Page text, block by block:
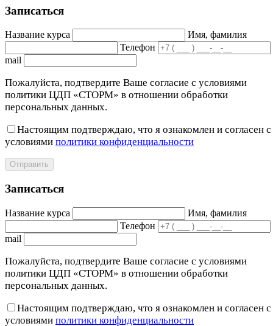
Записаться
Название курса
Имя, фамилия
Телефон
mail
Пожалуйста, подтвердите Ваше согласие с условиями
политики ЦДП «СТОРМ» в отношении обработки
персональных данных.
Настоящим подтверждаю, что я ознакомлен и согласен с
условиями политики конфиденциальности
Отправить
Записаться
Название курса
Имя, фамилия
Телефон
mail
Пожалуйста, подтвердите Ваше согласие с условиями
политики ЦДП «СТОРМ» в отношении обработки
персональных данных.
Настоящим подтверждаю, что я ознакомлен и согласен с
условиями политики конфиденциальности